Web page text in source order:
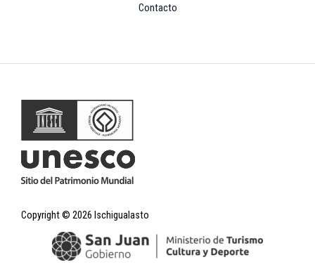
Contacto
Copyright © 2026 Ischigualasto